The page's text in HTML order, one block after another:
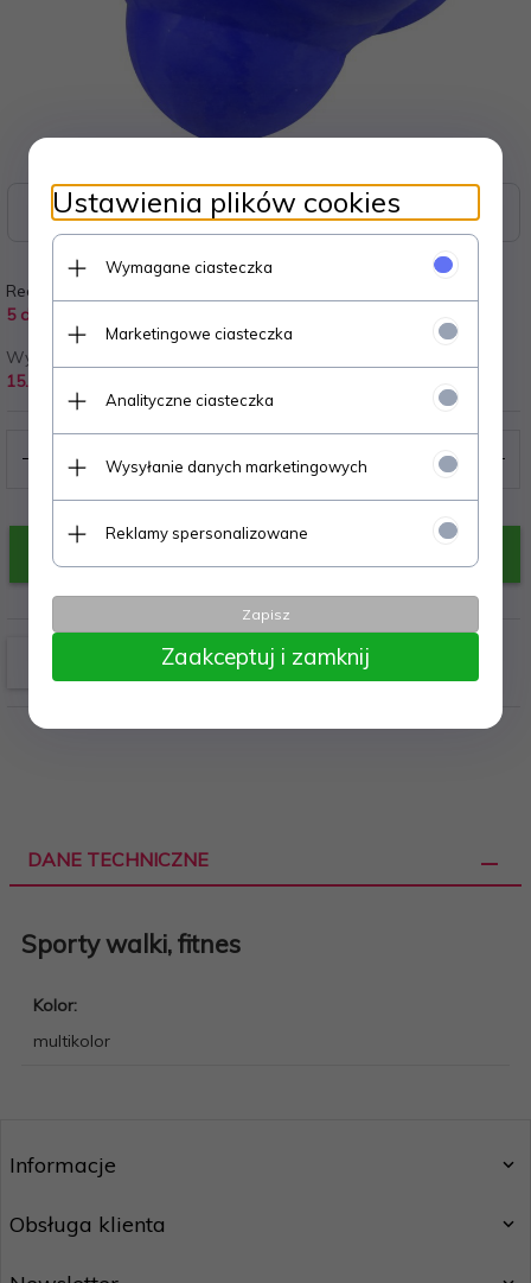
Zasoby dotyczące bezpieczeństwa i produktów
Realizacja zamówienia:
5 dni
Wysyłka od:
15.00 PLN
DANE TECHNICZNE
Sporty walki, fitnes
Kolor:
multikolor
Informacje
Obsługa klienta
Ustawienia plików cookies
Wymagane ciasteczka
Marketingowe ciasteczka
Analityczne ciasteczka
Wysyłanie danych marketingowych
Reklamy spersonalizowane
Zapisz
Zaakceptuj i zamknij